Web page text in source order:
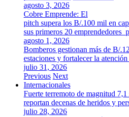
agosto 3, 2026
Cobre Emprende: El
pitch supera los B/.100 mil en
sus primeros 20 emprendedores
agosto 1, 2026
Bomberos gestionan más de B/
estaciones y fortalecer la
julio 31, 2026
Previous Next
Internacionales
Fuerte terremoto de magnitud 7,1
reportan decenas de heridos y
julio 28, 2026